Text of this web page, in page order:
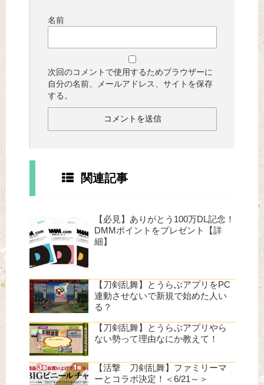
名前
次回のコメントで使用するためブラウザーに
自分の名前、メールアドレス、サイトを保存
する。
関連記事
【必見】ありがとう100万DL記念！
DMMポイントをプレゼント【詳
細】
【刀剣乱舞】とうらぶアプリをPC
連動させないで新規で始めた人い
る？
【刀剣乱舞】とうらぶアプリやら
ない勢って理由なにか教えて！
【活撃 刀剣乱舞】ファミリーマ
ーとコラボ決定！＜6/21～＞